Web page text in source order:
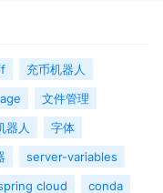
充币机器人
文件管理
器人
字体
server-variables
cloud
conda